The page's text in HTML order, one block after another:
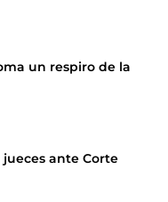
un respiro de la
ante Corte